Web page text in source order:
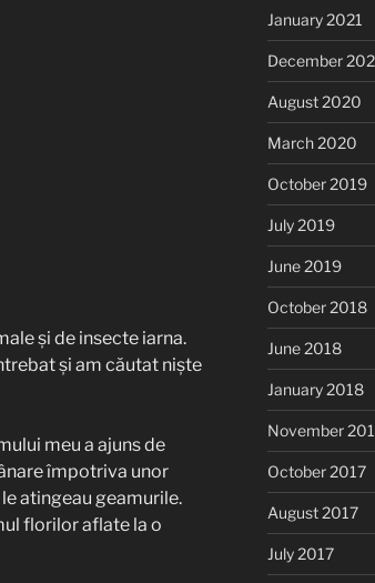
și de insecte iarna.
și am căutat niște
meu a ajuns de
împotriva unor
atingeau geamurile.
florilor aflate la o
January 2021
December
August 2020
March 2020
October 2019
July 2019
June 2019
October 2018
June 2018
January 2018
November
October 2017
August 2017
July 2017